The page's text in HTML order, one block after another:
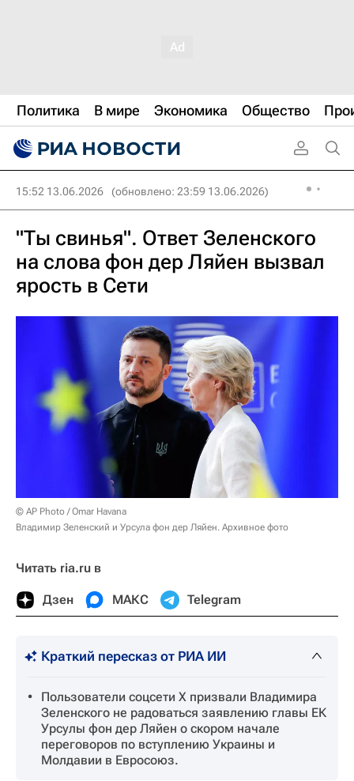
Политика В мире Экономика Общество
15:52 13.06.2026 (обновлено: 23:59 13.06.2026)
"Ты свинья". Ответ Зеленского
на слова фон дер Ляйен вызвал
ярость в Сети
© AP Photo / Omar Havana
Владимир Зеленский и Урсула фон дер Ляйен. Архивное фото
Читать ria.ru в
Дзен МАКС Telegram
Краткий пересказ от РИА ИИ
Пользователи соцсети X призвали Владимира
Зеленского не радоваться заявлению главы ЕК
Урсулы фон дер Ляйен о скором начале
переговоров по вступлению Украины и
Молдавии в Евросоюз.